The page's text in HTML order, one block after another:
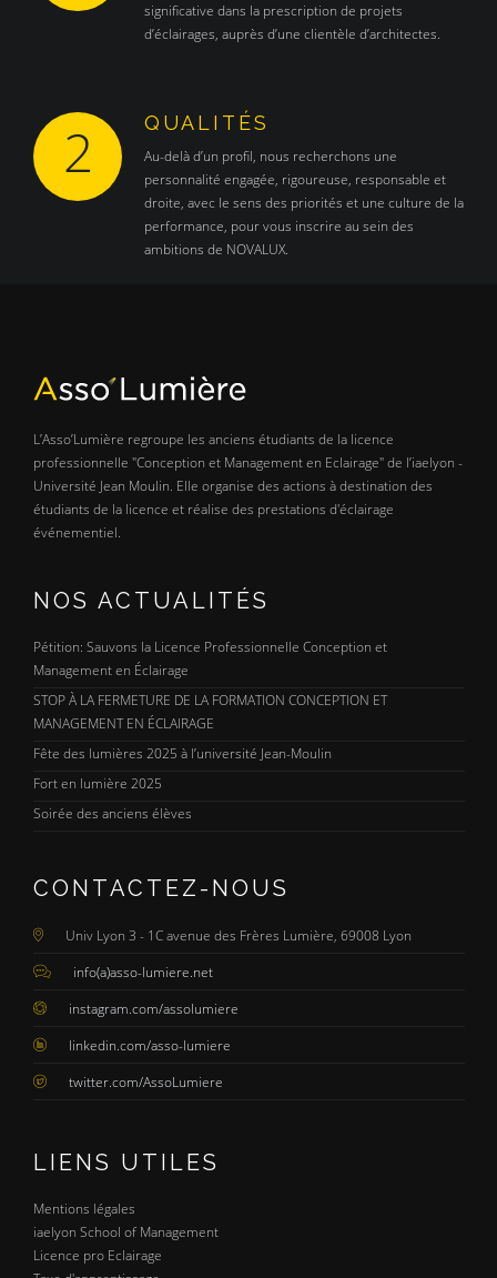
significative dans la prescription de projets
d’éclairages, auprès d’une clientèle d’architectes.
2 QUALITÉS
Au-delà d’un profil, nous recherchons une
personnalité engagée, rigoureuse, responsable et
droite, avec le sens des priorités et une culture de la
performance, pour vous inscrire au sein des
ambitions de NOVALUX.
L’Asso’Lumière regroupe les anciens étudiants de la licence
professionnelle "Conception et Management en Eclairage" de l’iaelyon -
Université Jean Moulin. Elle organise des actions à destination des
étudiants de la licence et réalise des prestations d'éclairage
événementiel.
NOS ACTUALITÉS
Pétition: Sauvons la Licence Professionnelle Conception et
Management en Éclairage
STOP À LA FERMETURE DE LA FORMATION CONCEPTION ET
MANAGEMENT EN ÉCLAIRAGE
Fête des lumières 2025 à l’université Jean-Moulin
Fort en lumière 2025
Soirée des anciens élèves
CONTACTEZ-NOUS
Univ Lyon 3 - 1C avenue des Frères Lumière, 69008 Lyon
info(a)asso-lumiere.net
instagram.com/assolumiere
linkedin.com/asso-lumiere
twitter.com/AssoLumiere
LIENS UTILES
Mentions légales
iaelyon School of Management
Licence pro Eclairage